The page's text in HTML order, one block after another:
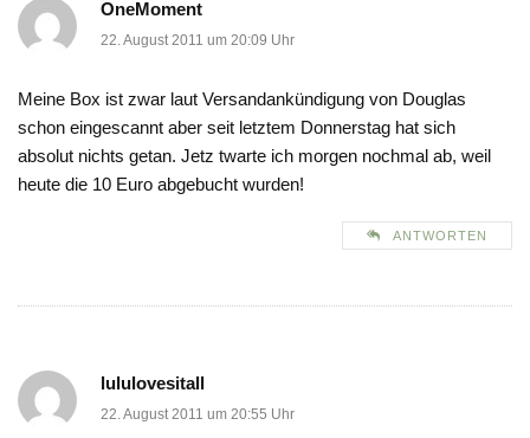
OneMoment
22. August 2011 um 20:09 Uhr
Meine Box ist zwar laut Versandankündigung von Douglas
schon eingescannt aber seit letztem Donnerstag hat sich
absolut nichts getan. Jetz twarte ich morgen nochmal ab, weil
heute die 10 Euro abgebucht wurden!
ANTWORTEN
lululovesitall
22. August 2011 um 20:55 Uhr